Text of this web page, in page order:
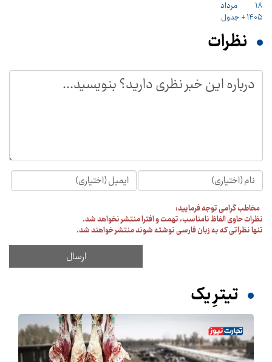
نظرات
مخاطب گرامی توجه فرمایید:
نظرات حاوی الفاظ نامناسب، تهمت و افترا منتشر نخواهد شد.
تنها نظراتی که به زبان فارسی نوشته شوند منتشر خواهند شد.
تیترِ یک